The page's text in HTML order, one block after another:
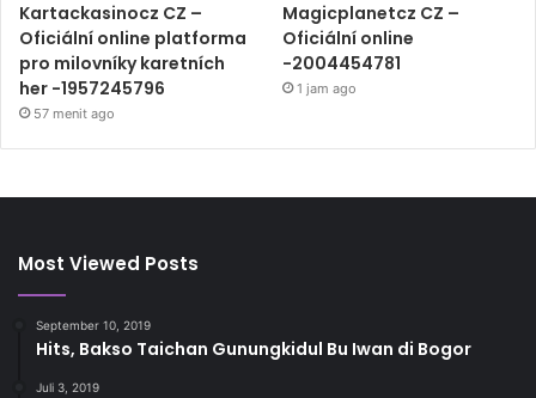
Kartackasinocz CZ –
Oficiální online platforma
pro milovníky karetních
her -1957245796
57 menit ago
Magicplanetcz CZ –
Oficiální online
-2004454781
1 jam ago
Most Viewed Posts
September 10, 2019
Hits, Bakso Taichan Gunungkidul Bu Iwan di Bogor
Juli 3, 2019